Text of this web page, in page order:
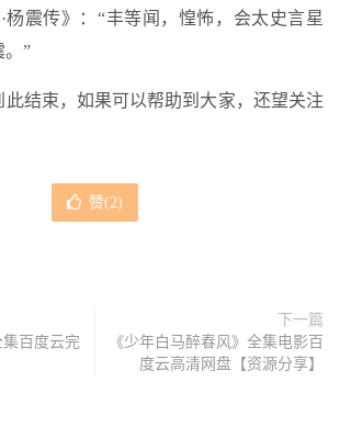
杨震传》：“丰等闻，惶怖，会太史言星
。”
此结束，如果可以帮助到大家，还望关注
赞(2)
集百度云完
下一篇
《少年白马醉春风》全集电影百
度云高清网盘【资源分享】